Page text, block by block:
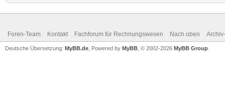
Foren-Team Kontakt Fachforum für Rechnungswesen Nach oben
Deutsche Übersetzung: MyBB.de , Powered by MyBB , © 2002-2026 MyBB Group